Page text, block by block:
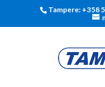
Tampere: +358